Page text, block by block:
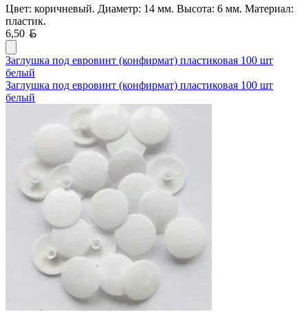
Цвет: коричневый. Диаметр: 14 мм. Высота: 6 мм. Материал:
пластик.
6,50
Заглушка под евровинт (конфирмат) пластиковая 100 шт
белый
Заглушка под евровинт (конфирмат) пластиковая 100 шт
белый